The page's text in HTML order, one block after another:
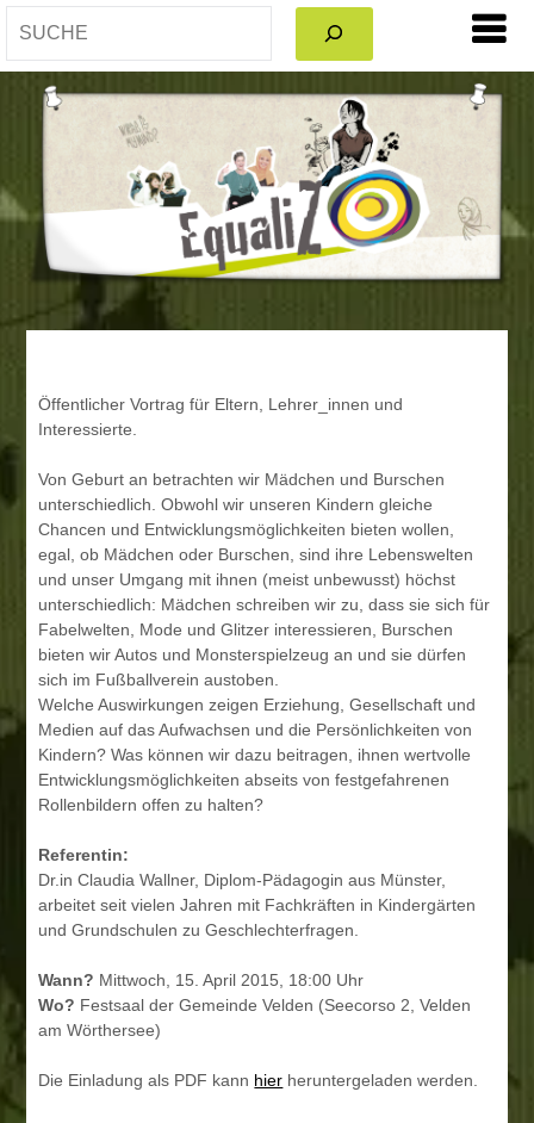
Öffentlicher Vortrag für Eltern, Lehrer_innen und
Interessierte.
Von Geburt an betrachten wir Mädchen und Burschen
unterschiedlich. Obwohl wir unseren Kindern gleiche
Chancen und Entwicklungsmöglichkeiten bieten wollen,
egal, ob Mädchen oder Burschen, sind ihre Lebenswelten
und unser Umgang mit ihnen (meist unbewusst) höchst
unterschiedlich: Mädchen schreiben wir zu, dass sie sich für
Fabelwelten, Mode und Glitzer interessieren, Burschen
bieten wir Autos und Monsterspielzeug an und sie dürfen
sich im Fußballverein austoben.
Welche Auswirkungen zeigen Erziehung, Gesellschaft und
Medien auf das Aufwachsen und die Persönlichkeiten von
Kindern? Was können wir dazu beitragen, ihnen wertvolle
Entwicklungsmöglichkeiten abseits von festgefahrenen
Rollenbildern offen zu halten?
Referentin:
Dr.in Claudia Wallner, Diplom-Pädagogin aus Münster,
arbeitet seit vielen Jahren mit Fachkräften in Kindergärten
und Grundschulen zu Geschlechterfragen.
Wann? Mittwoch, 15. April 2015, 18:00 Uhr
Wo? Festsaal der Gemeinde Velden (Seecorso 2, Velden
am Wörthersee)
Die Einladung als PDF kann hier heruntergeladen werden.